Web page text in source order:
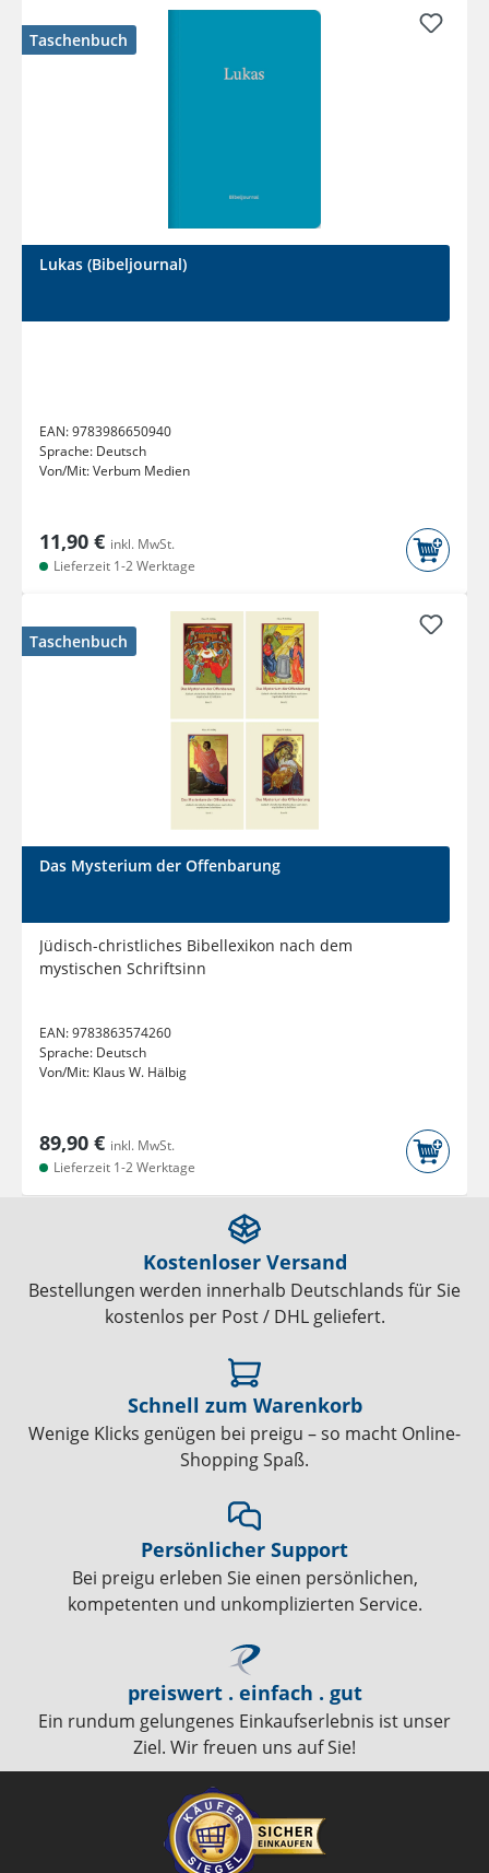
Taschenbuch
Lukas (Bibeljournal)
EAN:9783986650940
Sprache: Deutsch
Von/Mit:Verbum Medien
11,90 € inkl. MwSt.
Lieferzeit 1-2 Werktage
Taschenbuch
Das Mysterium der Offenbarung
Jüdisch-christliches Bibellexikon nach dem
mystischen Schriftsinn
EAN:9783863574260
Sprache: Deutsch
Von/Mit: Klaus W. Hälbig
89,90 € inkl. MwSt.
Lieferzeit 1-2 Werktage
Kostenloser Versand
Bestellungen werden innerhalb Deutschlands für Sie
kostenlos per Post / DHL geliefert.
Schnell zum Warenkorb
Wenige Klicks genügen bei preigu – so macht Online-
Shopping Spaß.
Persönlicher Support
Bei preigu erleben Sie einen persönlichen,
kompetenten und unkomplizierten Service.
preiswert . einfach . gut
Ein rundum gelungenes Einkaufserlebnis ist unser
Ziel. Wir freuen uns auf Sie!